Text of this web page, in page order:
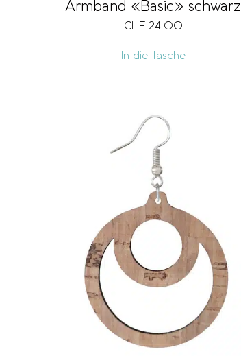
Armband «Basic» schwarz
CHF 24.00
In die Tasche